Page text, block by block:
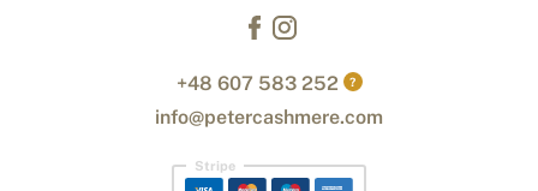
+48 607 583 252 ?
info@petercashmere.com
Stripe